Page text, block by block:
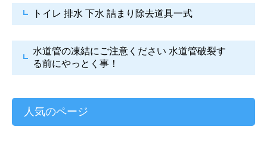
トイレ 排水 下水 詰まり除去道具一式
水道管の凍結にご注意ください 水道管破裂す
る前にやっとく事！
人気のページ